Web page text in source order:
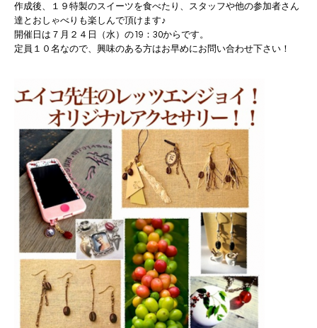
作成後、１９特製のスイーツを食べたり、スタッフや他の参加者さん
達とおしゃべりも楽しんで頂けます♪
開催日は７月２４日（水）の19：30からです。
定員１０名なので、興味のある方はお早めにお問い合わせ下さい！